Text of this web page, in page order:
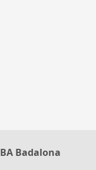
Badalona